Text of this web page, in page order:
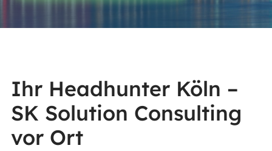
Ihr Headhunter Köln –
SK Solution Consulting
vor Ort